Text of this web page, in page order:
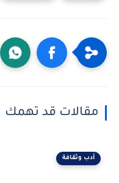
مقالات قد تهمك
أدب وثقافة